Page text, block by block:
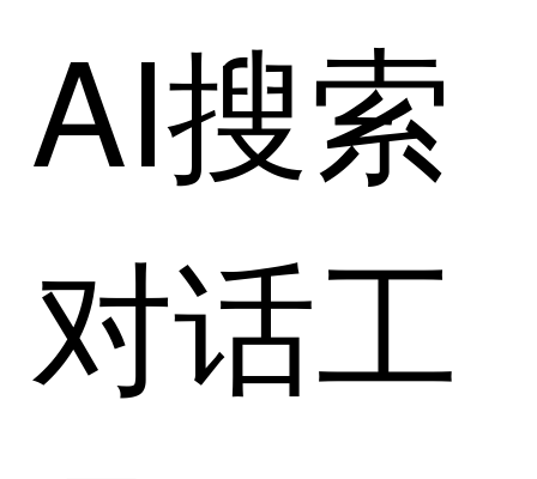
AI搜索
对话工